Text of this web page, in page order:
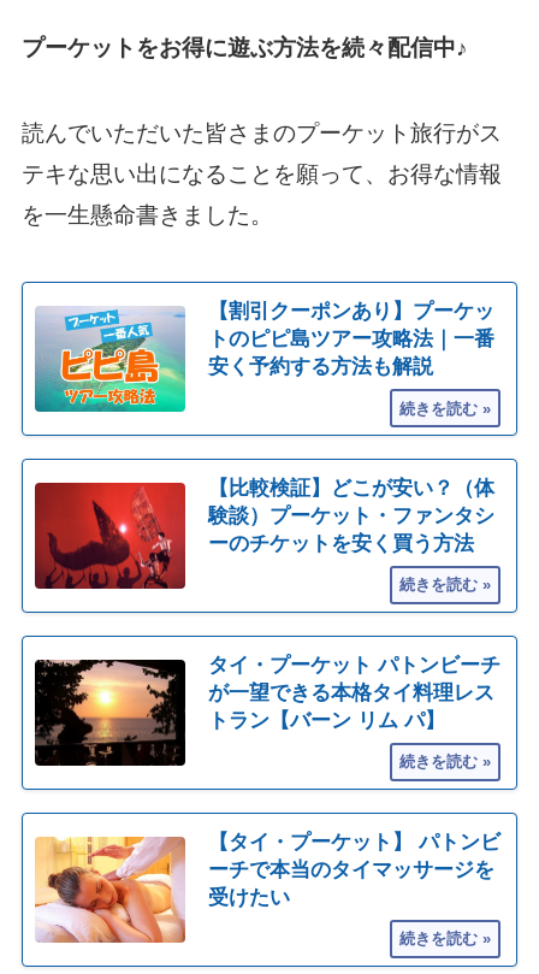
プーケットをお得に遊ぶ方法を続々配信中♪
読んでいただいた皆さまのプーケット旅行がス
テキな思い出になることを願って、お得な情報
を一生懸命書きました。
【割引クーポンあり】プーケッ
トのピピ島ツアー攻略法｜一番
安く予約する方法も解説
【比較検証】どこが安い？（体
験談）プーケット・ファンタシ
ーのチケットを安く買う方法
タイ・プーケット パトンビーチ
が一望できる本格タイ料理レス
トラン【バーン リム パ】
【タイ・プーケット】 パトンビ
ーチで本当のタイマッサージを
受けたい